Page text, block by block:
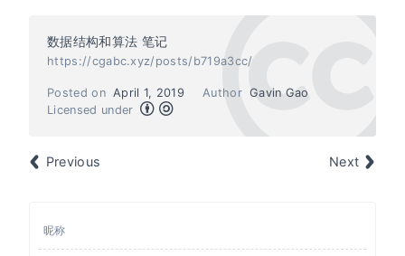
数据结构和算法 笔记
https://cgabc.xyz/posts/b719a3cc/
Author Gavin Gao
Posted on April 1, 2019
Licensed under
Previous Next